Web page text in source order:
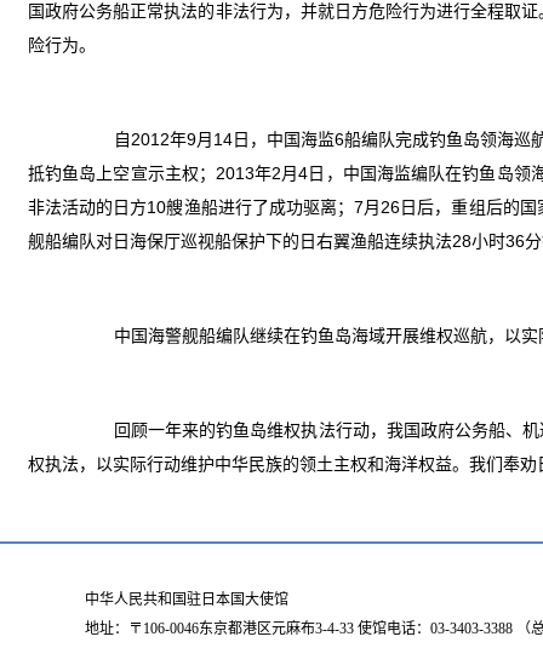
国政府公务船正常执法的非法行为，并就日方危险行为进行全程取
险行为。
自2012年9月14日，中国海监6船编队完成钓鱼岛领海巡
抵钓鱼岛上空宣示主权；2013年2月4日，中国海监编队在钓鱼岛
非法活动的日方10艘渔船进行了成功驱离；7月26日后，重组后的
舰船编队对日海保厅巡视船保护下的日右翼渔船连续执法28小时36
中国海警舰船编队继续在钓鱼岛海域开展维权巡航，以实
回顾一年来的钓鱼岛维权执法行动，我国政府公务船、机
权执法，以实际行动维护中华民族的领土主权和海洋权益。我们奉
中华人民共和国驻日本国大使馆
地址：〒106-0046东京都港区元麻布3-4-33 使馆电话：03-3403-3388 （